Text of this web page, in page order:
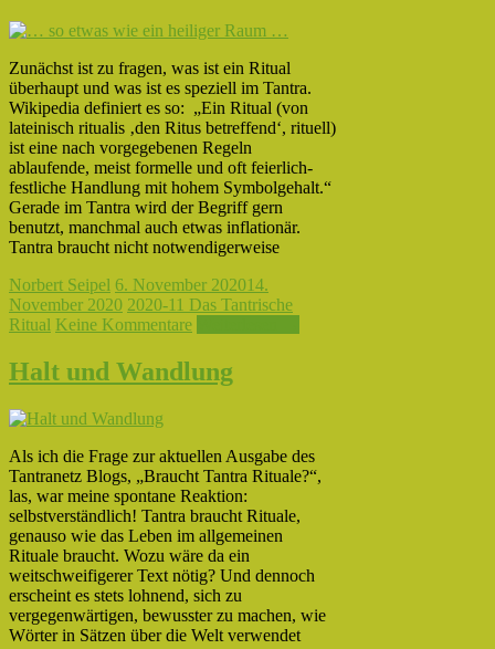
Zunächst ist zu fragen, was ist ein Ritual
überhaupt und was ist es speziell im Tantra.
Wikipedia definiert es so: „Ein Ritual (von
lateinisch ritualis ‚den Ritus betreffend‘, rituell)
ist eine nach vorgegebenen Regeln
ablaufende, meist formelle und oft feierlich-
festliche Handlung mit hohem Symbolgehalt.“
Gerade im Tantra wird der Begriff gern
benutzt, manchmal auch etwas inflationär.
Tantra braucht nicht notwendigerweise
Norbert Seipel 6. November 202014.
November 2020 2020-11 Das Tantrische
Ritual Keine Kommentare
Halt und Wandlung
Als ich die Frage zur aktuellen Ausgabe des
Tantranetz Blogs, „Braucht Tantra Rituale?“,
las, war meine spontane Reaktion:
selbstverständlich! Tantra braucht Rituale,
genauso wie das Leben im allgemeinen
Rituale braucht. Wozu wäre da ein
weitschweifigerer Text nötig? Und dennoch
erscheint es stets lohnend, sich zu
vergegenwärtigen, bewusster zu machen, wie
Wörter in Sätzen über die Welt verwendet